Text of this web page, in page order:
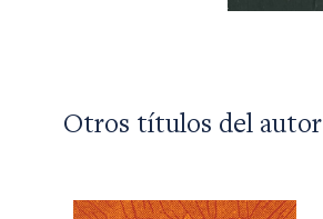
Otros títulos del autor